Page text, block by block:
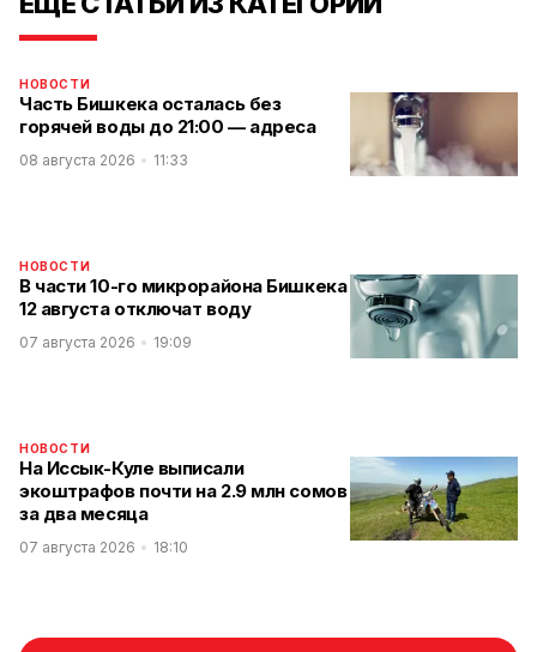
НОВОСТИ
Часть Бишкека осталась без
горячей воды до 21:00 — адреса
08 августа 2026 11:33
НОВОСТИ
В части 10-го микрорайона Бишкека
12 августа отключат воду
07 августа 2026 19:09
НОВОСТИ
На Иссык-Куле выписали
экоштрафов почти на 2.9 млн сомов
за два месяца
07 августа 2026 18:10